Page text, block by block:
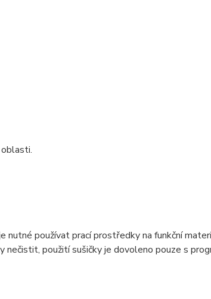
používat prací prostředky na funkční
nečistit, použití sušičky je dovoleno pouze s